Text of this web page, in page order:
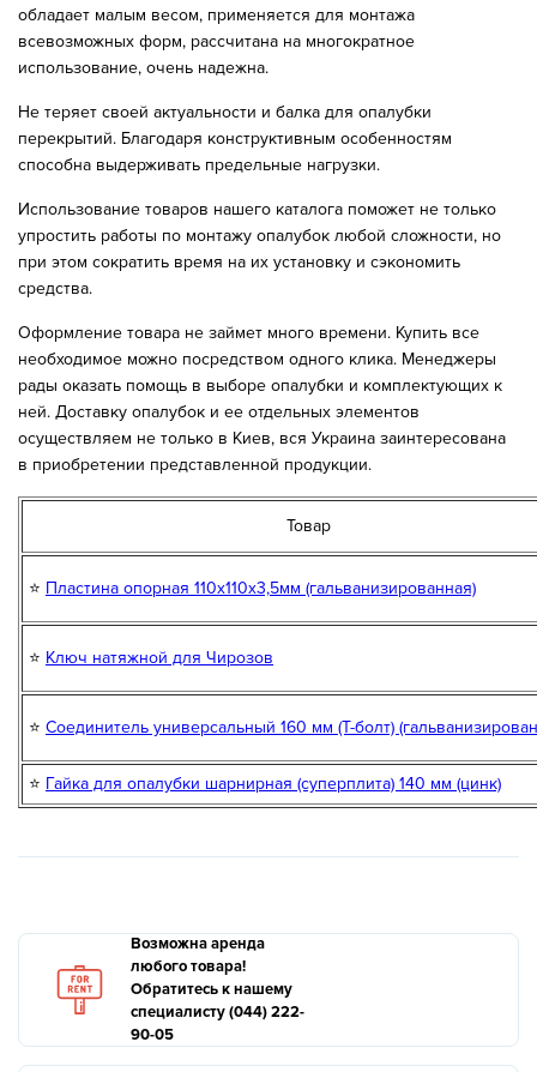
обладает малым весом, применяется для монтажа
всевозможных форм, рассчитана на многократное
использование, очень надежна.
Не теряет своей актуальности и балка для опалубки
перекрытий. Благодаря конструктивным особенностям
способна выдерживать предельные нагрузки.
Использование товаров нашего каталога поможет не только
упростить работы по монтажу опалубок любой сложности, но
при этом сократить время на их установку и сэкономить
средства.
Оформление товара не займет много времени. Купить все
необходимое можно посредством одного клика. Менеджеры
рады оказать помощь в выборе опалубки и комплектующих к
ней. Доставку опалубок и ее отдельных элементов
осуществляем не только в Киев, вся Украина заинтересована
в приобретении представленной продукции.
Товар
⭐ Пластина опорная 110х110х3,5мм (гальванизированная)
⭐ Ключ натяжной для Чирозов
⭐ Соединитель универсальный 160 мм (Т-болт)
⭐ Гайка для опалубки шарнирная (суперплита) 140 мм (цинк)
Возможна аренда
любого товара!
Обратитесь к нашему
специалисту (044) 222-
90-05